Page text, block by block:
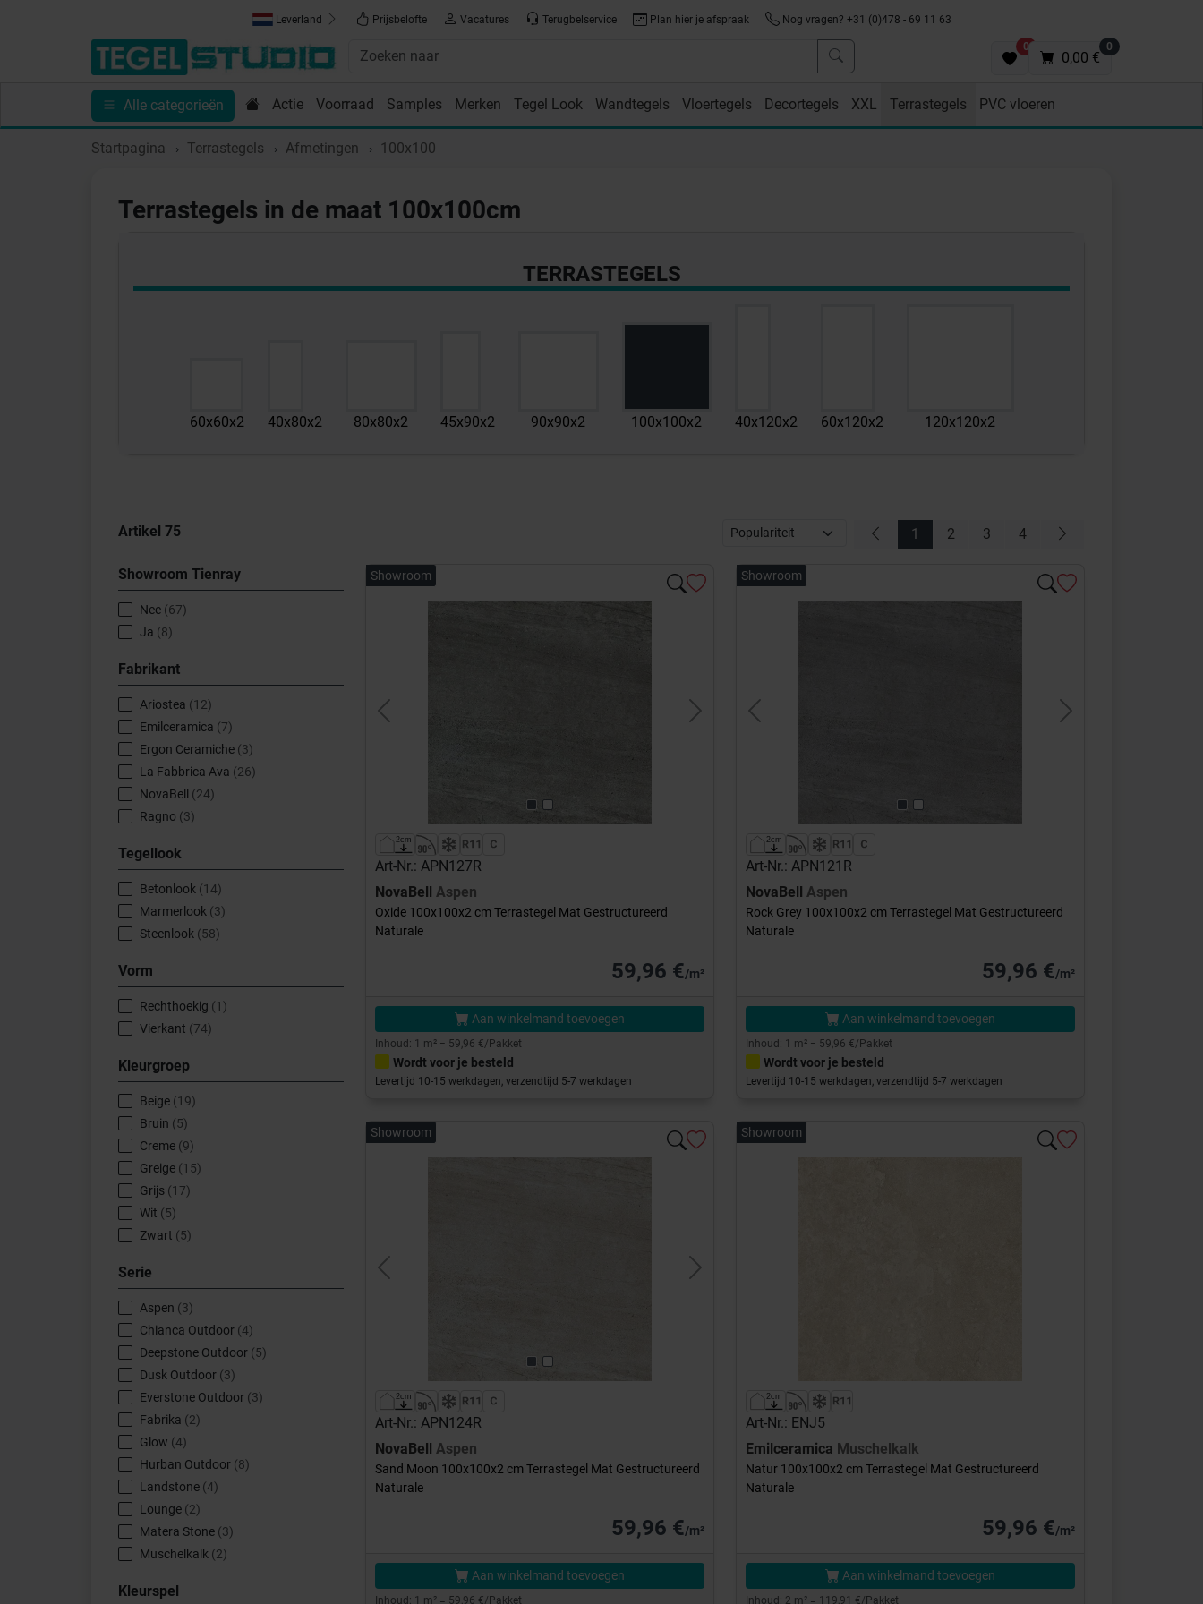
Leverland Prijsbelofte Vacatures Terugbelservice Plan hier je afspraak Nog vragen? +31 (0)478 - 69 11 63
0 0
0,00 €
Alle categorieën Actie Voorraad Samples Merken Tegel Look Wandtegels Vloertegels Decortegels XXL Terrastegels PVC vloeren
Toebehoren Sanitair Tips en Inspiratie Showroom
Startpagina Terrastegels Afmetingen 100x100
Terrastegels in de maat 100x100cm
TERRASTEGELS
60x60x2 40x80x2 80x80x2 45x90x2 90x90x2 100x100x2 40x120x2 60x120x2 120x120x2
Artikel 75 1 2 3 4
Showroom Tienray
Nee (67)
Ja (8)
Fabrikant
Ariostea (12)
Emilceramica (7)
Ergon Ceramiche (3)
La Fabbrica Ava (26)
NovaBell (24)
Ragno (3)
Tegellook
Betonlook (14)
Marmerlook (3)
Steenlook (58)
Vorm
Rechthoekig (1)
Vierkant (74)
Kleurgroep
Beige (19)
Bruin (5)
Creme (9)
Greige (15)
Grijs (17)
Wit (5)
Zwart (5)
Serie
Aspen (3)
Chianca Outdoor (4)
Deepstone Outdoor (5)
Dusk Outdoor (3)
Everstone Outdoor (3)
Fabrika (2)
Glow (4)
Hurban Outdoor (8)
Landstone (4)
Lounge (2)
Matera Stone (3)
Muschelkalk (2)
Pierres Des Chateaux Outdoor
Kleurspel
Showroom
Previous Next
Art-Nr.: APN127R
NovaBell Aspen
Oxide 100x100x2 cm Terrastegel Mat Gestructureerd
Naturale
59,96 €/m²
Aan winkelmand toevoegen
Inhoud: 1 m² = 59,96 €/Pakket
Wordt voor je besteld
Levertijd 10-15 werkdagen, verzendtijd 5-7 werkdagen
Showroom
Previous Next
Art-Nr.: APN121R
NovaBell Aspen
Rock Grey 100x100x2 cm Terrastegel Mat Gestructureerd
Naturale
59,96 €/m²
Aan winkelmand toevoegen
Inhoud: 1 m² = 59,96 €/Pakket
Wordt voor je besteld
Levertijd 10-15 werkdagen, verzendtijd 5-7 werkdagen
Showroom
Previous Next
Art-Nr.: APN124R
NovaBell Aspen
Sand Moon 100x100x2 cm Terrastegel Mat Gestructureerd
Naturale
59,96 €/m²
Aan winkelmand toevoegen
Inhoud: 1 m² = 59,96 €/Pakket
Showroom
Art-Nr.: ENJ5
Emilceramica Muschelkalk
Natur 100x100x2 cm Terrastegel Mat Gestructureerd
Naturale
59,96 €/m²
Aan winkelmand toevoegen
Inhoud: 2 m² = 119,91 €/Pakket